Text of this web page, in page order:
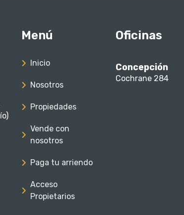
Menú
Inicio
Nosotros
Propiedades
Vende con
nosotros
Paga tu arriendo
Acceso
Propietarios
Oficinas
Concepción
Cochrane 284